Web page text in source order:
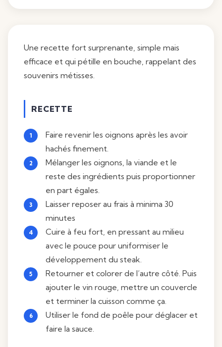
Une recette fort surprenante, simple mais
efficace et qui pétille en bouche, rappelant des
souvenirs métisses.
RECETTE
Faire revenir les oignons après les avoir
hachés finement.
Mélanger les oignons, la viande et le
reste des ingrédients puis proportionner
en part égales.
Laisser reposer au frais à minima 30
minutes
Cuire à feu fort, en pressant au milieu
avec le pouce pour uniformiser le
développement du steak.
Retourner et colorer de l’autre côté. Puis
ajouter le vin rouge, mettre un couvercle
et terminer la cuisson comme ça.
Utiliser le fond de poêle pour déglacer et
faire la sauce.